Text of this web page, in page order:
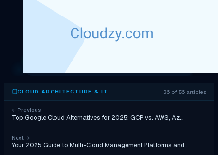
CLOUD ARCHITECTURE & IT 36 of 56 articles
← Previous
Top Google Cloud Alternatives for 2025: GCP vs. AWS, Az…
Next →
Your 2025 Guide to Multi-Cloud Management Platforms and…